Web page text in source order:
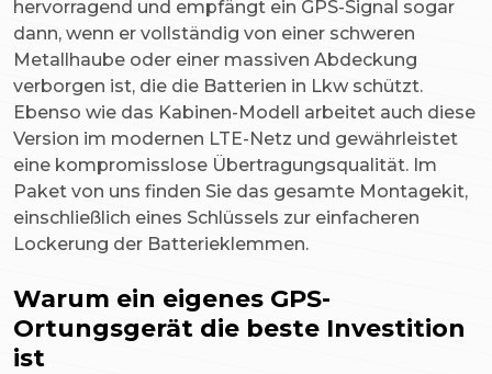
hervorragend und empfängt ein GPS-Signal sogar
dann, wenn er vollständig von einer schweren
Metallhaube oder einer massiven Abdeckung
verborgen ist, die die Batterien in Lkw schützt.
Ebenso wie das Kabinen-Modell arbeitet auch diese
Version im modernen LTE-Netz und gewährleistet
eine kompromisslose Übertragungsqualität. Im
Paket von uns finden Sie das gesamte Montagekit,
einschließlich eines Schlüssels zur einfacheren
Lockerung der Batterieklemmen.
Warum ein eigenes GPS-
Ortungsgerät die beste Investition
ist